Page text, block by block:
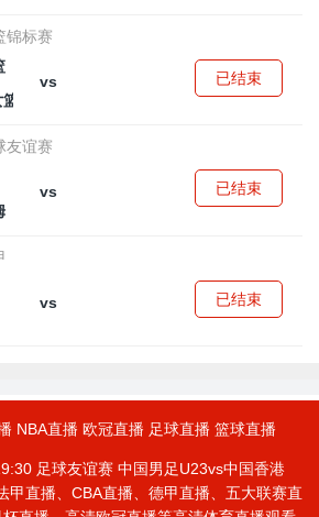
锦标赛
vs
已结束
友谊赛
vs
已结束
vs
已结束
NBA直播 欧冠直播 足球直播 篮球直播
足球友谊赛 中国男足U23vs中国香港
甲直播、CBA直播、德甲直播、五大联赛直